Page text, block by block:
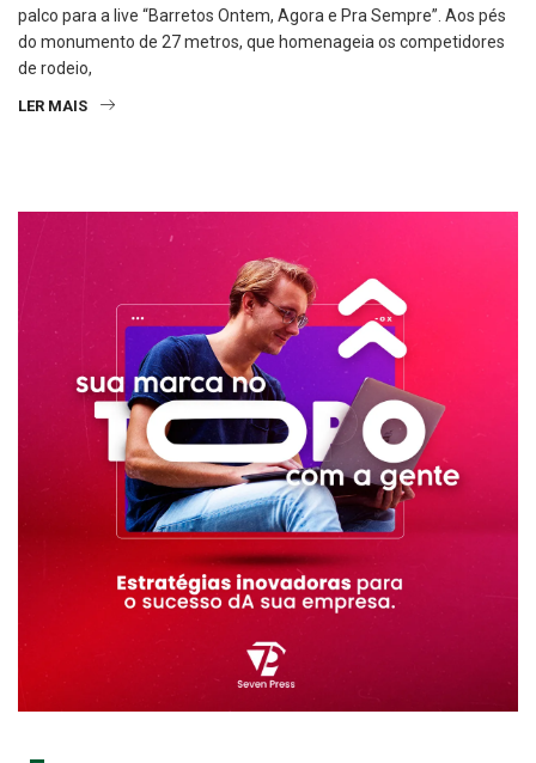
palco para a live “Barretos Ontem, Agora e Pra Sempre”. Aos pés
do monumento de 27 metros, que homenageia os competidores
de rodeio,
LER MAIS